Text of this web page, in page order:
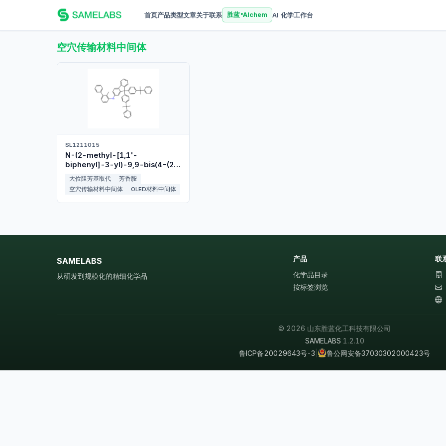
首页产品类型文章关于联系 胜蓝 ®AIchem AI 化学工作台
空穴传输材料中间体
SL1211015
N-(2-methyl-[1,1'-
biphenyl]-3-yl)-9,9-bis(4-(2-
phenylpropan-2-
yl)phenyl)-9H-fluoren-2-
amine
大位阻芳基取代
芳香胺
空穴传输材料中间体
OLED材料中间体
SAMELABS
从研发到规模化的精细化学品
产品
化学品目录
按标签浏览
联
© 2026 山东胜蓝化工科技有限公司
SAMELABS 1.2.10
鲁ICP备20029643号-3
鲁公网安备37030302000423号